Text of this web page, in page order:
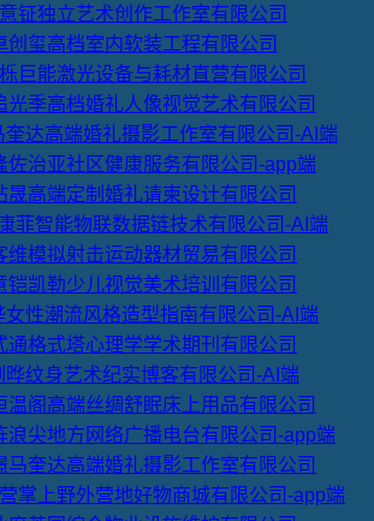
钲独立艺术创作工作室有限公司
创玺高档室内软装工程有限公司
巨能激光设备与耗材直营有限公司
光季高档婚礼人像视觉艺术有限公司
奎达高端婚礼摄影工作室有限公司-AI端
佐治亚社区健康服务有限公司-app端
晟高端定制婚礼请柬设计有限公司
菲智能物联数据链技术有限公司-AI端
维模拟射击运动器材贸易有限公司
铠凯勒少儿视觉美术培训有限公司
女性潮流风格造型指南有限公司-AI端
通格式塔心理学学术期刊有限公司
晔纹身艺术纪实博客有限公司-AI端
温阁高端丝绸舒眠床上用品有限公司
浪尖地方网络广播电台有限公司-app端
马奎达高端婚礼摄影工作室有限公司
掌上野外营地好物商城有限公司-app端